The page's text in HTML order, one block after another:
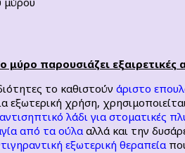
μύρο παρουσιάζει εξαιρετικές
το καθιστούν άριστο
εξωτερική χρήση,
αντισηπτικό λάδι για στοματικές
από τα ούλααλλά και την
εξωτερική θεραπεία